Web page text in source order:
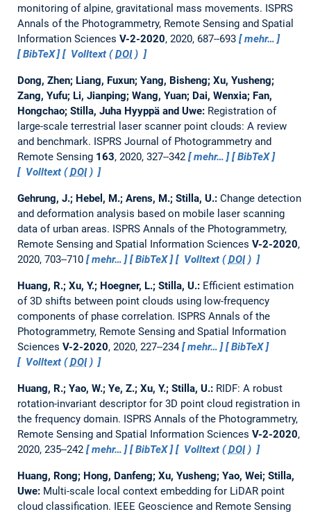
monitoring of alpine, gravitational mass movements. ISPRS
Annals of the Photogrammetry, Remote Sensing and Spatial
Information Sciences V-2-2020, 2020, 687--693
mehr…
BibTeX
Volltext (DOI)
Dong, Zhen; Liang, Fuxun; Yang, Bisheng; Xu, Yusheng;
Zang, Yufu; Li, Jianping; Wang, Yuan; Dai, Wenxia; Fan,
Hongchao; Stilla, Juha Hyyppä and Uwe: Registration of
large-scale terrestrial laser scanner point clouds: A review
and benchmark. ISPRS Journal of Photogrammetry and
Remote Sensing 163, 2020, 327--342 mehr…
BibTeX
Volltext (DOI)
Gehrung, J.; Hebel, M.; Arens, M.; Stilla, U.: Change detection
and deformation analysis based on mobile laser scanning
data of urban areas. ISPRS Annals of the Photogrammetry,
Remote Sensing and Spatial Information Sciences V-2-2020,
2020, 703--710
mehr… BibTeX Volltext (DOI)
Huang, R.; Xu, Y.; Hoegner, L.; Stilla, U.: Efficient estimation
of 3D shifts between point clouds using low-frequency
components of phase correlation. ISPRS Annals of the
Photogrammetry, Remote Sensing and Spatial Information
Sciences V-2-2020, 2020, 227--234 mehr…
BibTeX
Volltext (DOI)
Huang, R.; Yao, W.; Ye, Z.; Xu, Y.; Stilla, U.: RIDF: A robust
rotation-invariant descriptor for 3D point cloud registration in
the frequency domain. ISPRS Annals of the Photogrammetry,
Remote Sensing and Spatial Information Sciences V-2-2020,
2020, 235--242
mehr… BibTeX Volltext (DOI)
Huang, Rong; Hong, Danfeng; Xu, Yusheng; Yao, Wei; Stilla,
Uwe: Multi-scale local context embedding for LiDAR point
cloud classification. IEEE Geoscience and Remote Sensing